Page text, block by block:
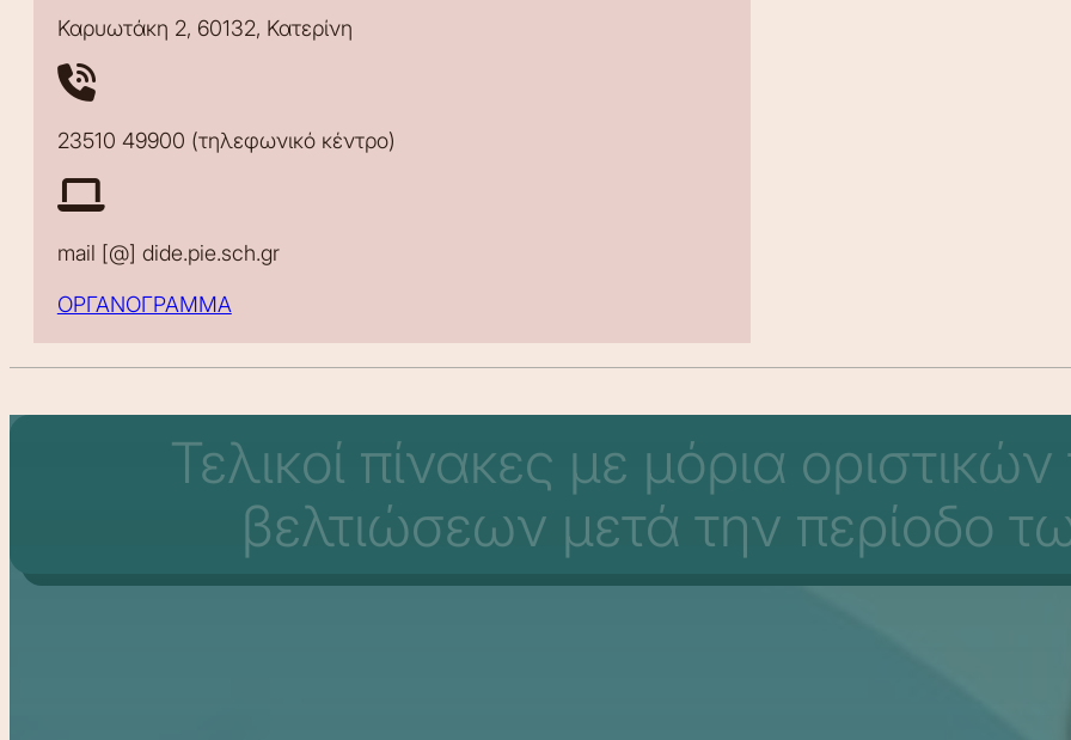
Καρυωτάκη 2, 60132, Κατερίνη
23510 49900 (τηλεφωνικό κέντρο)
mail [@] dide.pie.sch.gr
ΟΡΓΑΝΟΓΡΑΜΜΑ
Τελικοί πίνακες με μόρια
βελτιώσεων μετά την περίοδο